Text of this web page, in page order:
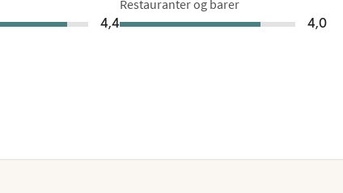
4,4
Restauranter og barer
4,0